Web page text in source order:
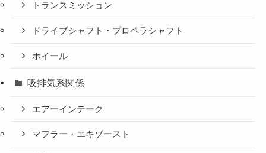
トランスミッション
ドライブシャフト・プロペラシャフト
ホイール
吸排気系関係
エアーインテーク
マフラー・エキゾースト